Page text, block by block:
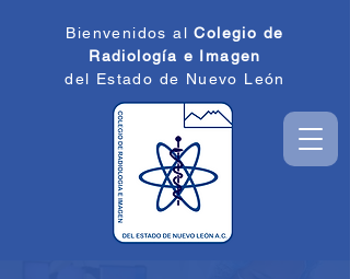
Bienvenidos al Colegio de
Radiología e Imagen
del Estado de Nuevo León